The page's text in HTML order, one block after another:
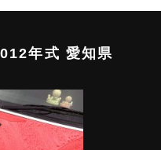
年式 愛知県